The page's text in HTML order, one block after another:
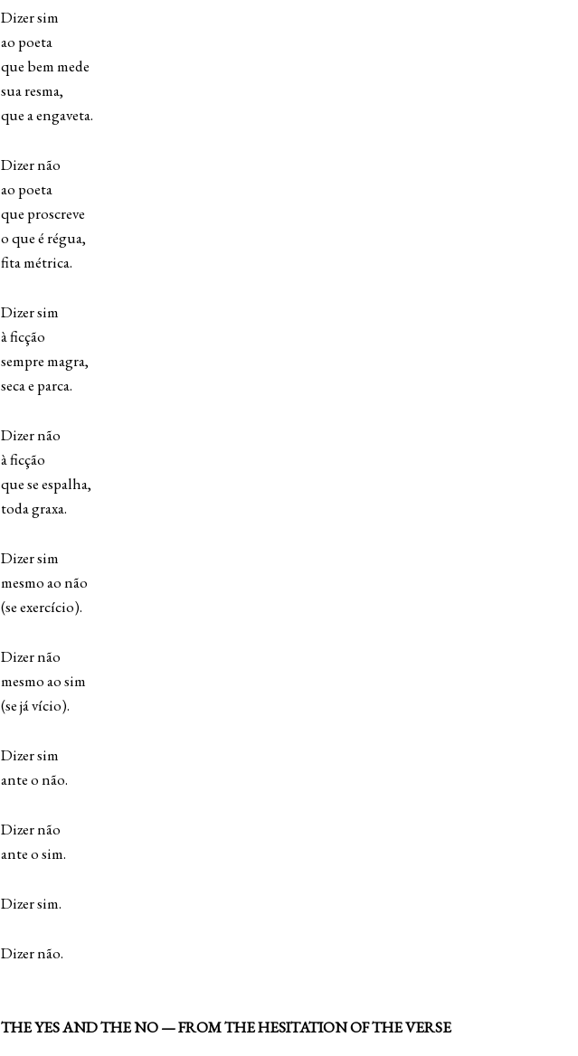
Dizer sim
ao poeta
que bem mede
sua resma,
que a engaveta.
Dizer não
ao poeta
que proscreve
o que é régua,
fita métrica.
Dizer sim
à ficção
sempre magra,
seca e parca.
Dizer não
à ficção
que se espalha,
toda graxa.
Dizer sim
mesmo ao não
(se exercício).
Dizer não
mesmo ao sim
(se já vício).
Dizer sim
ante o não.
Dizer não
ante o sim.
Dizer sim.
Dizer não.
THE YES AND THE NO — FROM THE HESITATION OF THE VERSE